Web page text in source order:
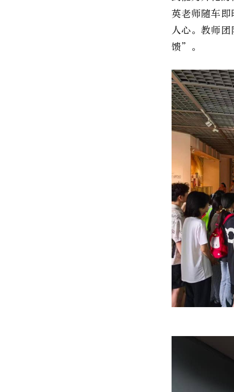
英老师随车
人心。教师
馈”。